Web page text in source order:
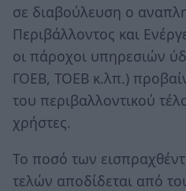
σε διαβούλευση ο
Περιβάλλοντος και
οι πάροχοι υπηρεσιών
ΓΟΕΒ, ΤΟΕΒ κ.λπ.)
του περιβαλλοντικού
χρήστες.
Το ποσό των
τελών αποδίδεται από